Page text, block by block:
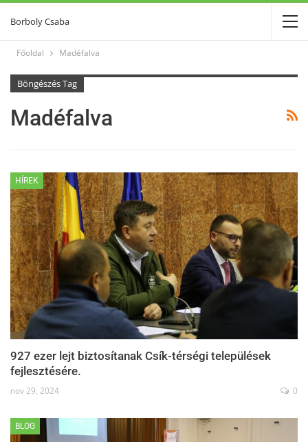
Borboly Csaba
Főoldal Madéfalva
Böngészés Tag
Madéfalva
HÍREK
927 ezer lejt biztosítanak Csík-térségi települések
fejlesztésére.
nov 29, 2024 0
BLOG